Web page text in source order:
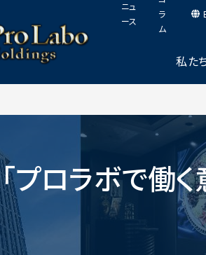
私た
ニュ
ース
ラ
ム
「プロラボで働
n
s
t
a
g
m
c
e
b
o
i
t
e
r
u
b